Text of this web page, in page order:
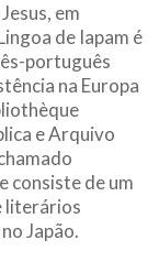
em
de Iapam é
português
na Europa
e Arquivo
consiste de um
literários
Japão.